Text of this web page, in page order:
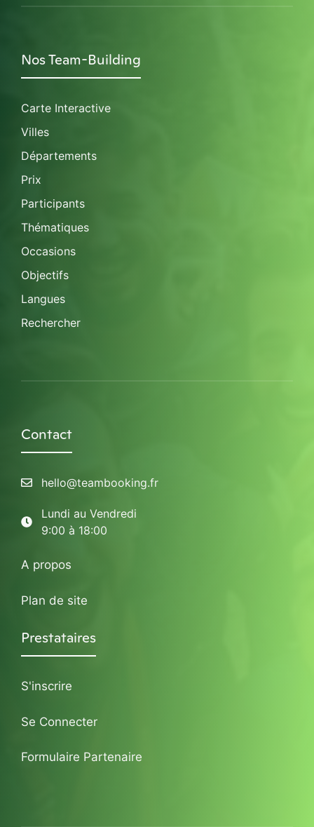
Nos Team-Building
Carte Interactive
Villes
Départements
Prix
Participants
Thématiques
Occasions
Objectifs
Langues
Rechercher
Contact
hello@teambooking.fr
Lundi au Vendredi
9:00 à 18:00
A propos
Plan de site
Prestataires
S'inscrire
Se Connecter
Formulaire Partenaire